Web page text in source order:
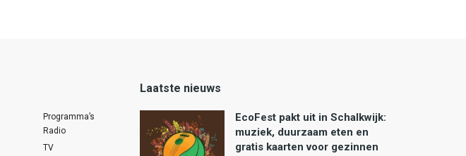
Programma’s
Radio
TV
Laatste nieuws
EcoFest pakt uit in Schalkwijk:
muziek, duurzaam eten en
gratis kaarten voor gezinnen